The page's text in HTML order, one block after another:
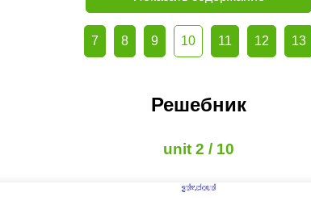
7 8 9 10 11 12 13
Решебник
unit 2 / 10